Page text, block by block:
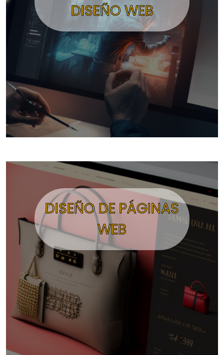
DISEÑO WEB
DISEÑO DE PÁGINAS
WEB